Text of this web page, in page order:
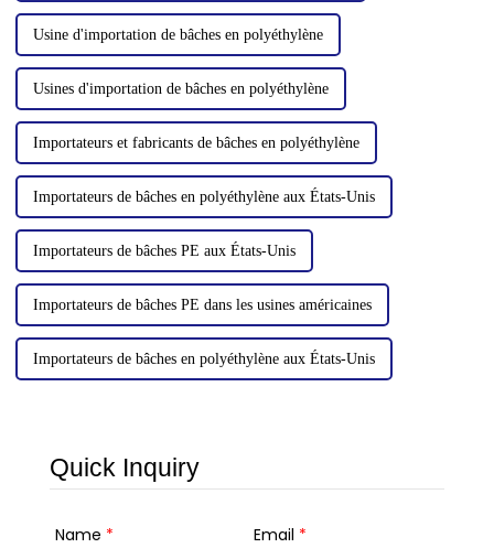
Usine d'importation de bâches en polyéthylène
Usines d'importation de bâches en polyéthylène
Importateurs et fabricants de bâches en polyéthylène
Importateurs de bâches en polyéthylène aux États-Unis
Importateurs de bâches PE aux États-Unis
Importateurs de bâches PE dans les usines américaines
Importateurs de bâches en polyéthylène aux États-Unis
Quick Inquiry
Name * Email *